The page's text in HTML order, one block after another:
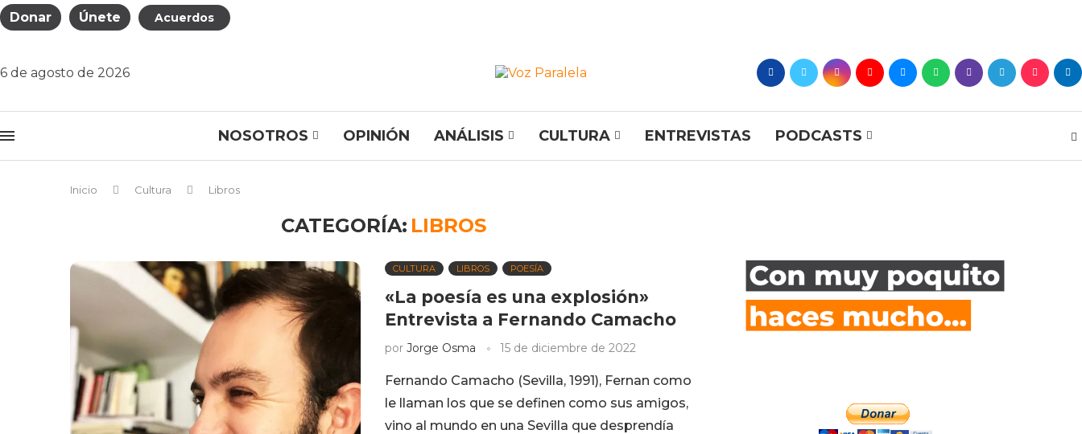
Donar Únete Acuerdos
6 de agosto de 2026
NOSOTROS OPINIÓN ANÁLISIS CULTURA ENTREVISTAS PODCASTS
Inicio Cultura Libros
CATEGORÍA: LIBROS
CULTURA LIBROS POESÍA
«La poesía es una explosión»
Entrevista a Fernando Camacho
por Jorge Osma 15 de diciembre de 2022
Fernando Camacho (Sevilla, 1991), Fernan como
le llaman los que se definen como sus amigos,
vino al mundo en una Sevilla que desprendía